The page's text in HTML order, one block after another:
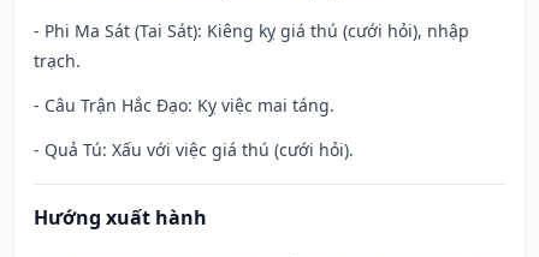
- Phi Ma Sát (Tai Sát): Kiêng kỵ giá thú (cưới hỏi), nhập
trạch.
- Câu Trận Hắc Đạo: Kỵ việc mai táng.
- Quả Tú: Xấu với việc giá thú (cưới hỏi).
Hướng xuất hành